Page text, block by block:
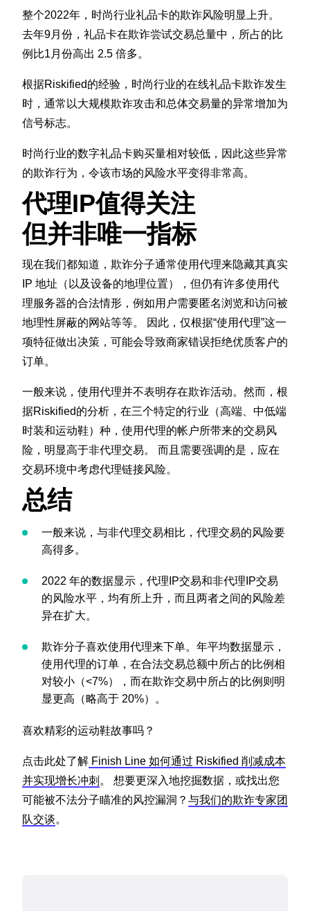
整个2022年，时尚行业礼品卡的欺诈风险明显上升。
去年9月份，礼品卡在欺诈尝试交易总量中，所占的比
例比1月份高出 2.5 倍多。
根据Riskified的经验，时尚行业的在线礼品卡欺诈发生
时，通常以大规模欺诈攻击和总体交易量的异常增加为
信号标志。
时尚行业的数字礼品卡购买量相对较低，因此这些异常
的欺诈行为，令该市场的风险水平变得非常高。
代理IP值得关注
但并非唯一指标
现在我们都知道，欺诈分子通常使用代理来隐藏其真实
IP 地址（以及设备的地理位置），但仍有许多使用代
理服务器的合法情形，例如用户需要匿名浏览和访问被
地理性屏蔽的网站等等。 因此，仅根据“使用代理”这一
项特征做出决策，可能会导致商家错误拒绝优质客户的
订单。
一般来说，使用代理并不表明存在欺诈活动。然而，根
据Riskified的分析，在三个特定的行业（高端、中低端
时装和运动鞋）种，使用代理的帐户所带来的交易风
险，明显高于非代理交易。 而且需要强调的是，应在
交易环境中考虑代理链接风险。
总结
一般来说，与非代理交易相比，代理交易的风险要
高得多。
2022 年的数据显示，代理IP交易和非代理IP交易
的风险水平，均有所上升，而且两者之间的风险差
异在扩大。
欺诈分子喜欢使用代理来下单。年平均数据显示，
使用代理的订单，在合法交易总额中所占的比例相
对较小（<7%），而在欺诈交易中所占的比例则明
显更高（略高于 20%）。
喜欢精彩的运动鞋故事吗？
点击此处了解 Finish Line 如何通过 Riskified 削减成本
并实现增长冲刺 。 想要更深入地挖掘数据，或找出您
可能被不法分子瞄准的风控漏洞？ 与我们的欺诈专家团
队交谈。